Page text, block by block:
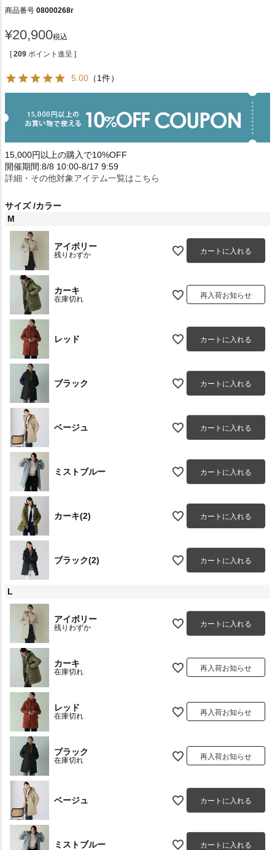
商品番号 08000268r
¥20,900税込
[ 209 ポイント進呈 ]
5.00 （1件）
15,000円以上の購入で10%OFF
開催期間:8/8 10:00-8/17 9:59
詳細・その他対象アイテム一覧はこちら
サイズ カラー
M
アイボリー
残りわずか カートに入れる
カーキ
在庫切れ 再入荷お知らせ
レッド カートに入れる
ブラック カートに入れる
ベージュ カートに入れる
ミストブルー カートに入れる
カーキ(2) カートに入れる
ブラック(2) カートに入れる
L
アイボリー
残りわずか カートに入れる
カーキ
在庫切れ 再入荷お知らせ
レッド
在庫切れ 再入荷お知らせ
ブラック
在庫切れ 再入荷お知らせ
ベージュ カートに入れる
ミストブルー カートに入れる